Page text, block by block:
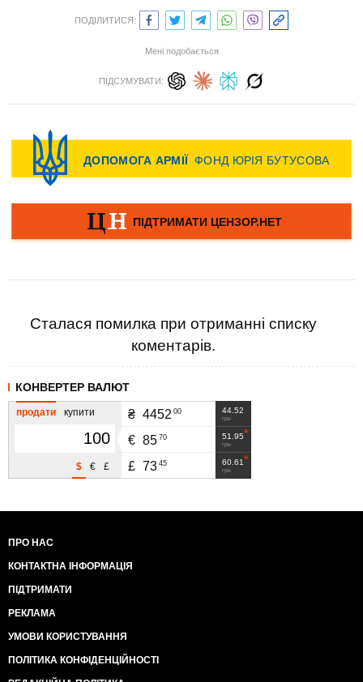
ПОДІЛИТИСЯ:
Мені подобається
ПІДСУМУВАТИ:
Сталася помилка при отриманні списку
коментарів.
КОНВЕРТЕР ВАЛЮТ
продати купити
£
€
$
44.52
грн
₴ 4452 00
51.95
грн
€ 85 70
60.61
грн
£ 73 45
ПРО НАС
КОНТАКТНА ІНФОРМАЦІЯ
ПІДТРИМАТИ
РЕКЛАМА
УМОВИ КОРИСТУВАННЯ
ПОЛІТИКА КОНФІДЕНЦІЙНОСТІ